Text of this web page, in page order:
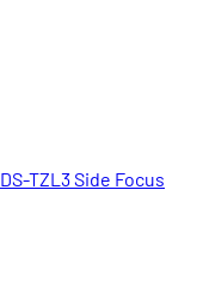
TZL3 Side Focus